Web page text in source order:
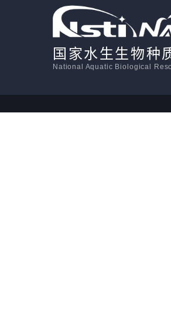
国家水生生物种
National Aquatic Biological